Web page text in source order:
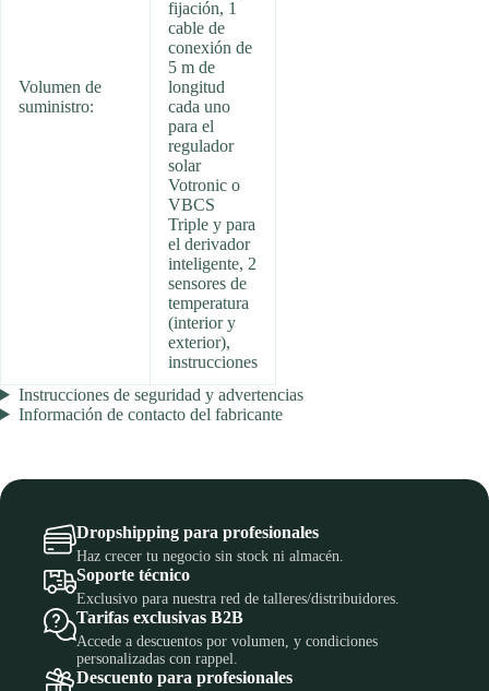
Volumen de
suministro:
fijación, 1
cable de
conexión de
5 m de
longitud
cada uno
para el
regulador
solar
Votronic o
VBCS
Triple y para
el derivador
inteligente, 2
sensores de
temperatura
(interior y
exterior),
instrucciones
Instrucciones de seguridad y advertencias
Información de contacto del fabricante
Dropshipping para profesionales
Haz crecer tu negocio sin stock ni almacén.
Soporte técnico
Exclusivo para nuestra red de talleres/distribuidores.
Tarifas exclusivas B2B
Accede a descuentos por volumen, y condiciones
personalizadas con rappel.
Descuento para profesionales